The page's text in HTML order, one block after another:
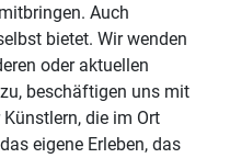
Auch
bietet. Wir wenden
oder aktuellen
beschäftigen uns mit
die im Ort
eigene Erleben, das